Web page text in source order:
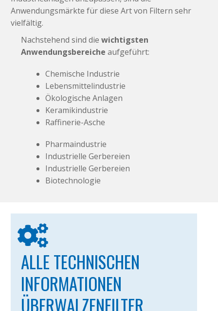
Anwendungsmärkte für diese Art von Filtern sehr
vielfältig.
Nachstehend sind die wichtigsten
Anwendungsbereiche aufgeführt:
Chemische Industrie
Lebensmittelindustrie
Ökologische Anlagen
Keramikindustrie
Raffinerie-Asche
Pharmaindustrie
Industrielle Gerbereien
Industrielle Gerbereien
Biotechnologie
ALLE TECHNISCHEN
INFORMATIONEN
ÜBERWALZENFILTER